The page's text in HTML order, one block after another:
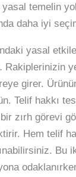
temelin
daha iyi
yasal
girer.
Telif hakkı
zırh görevi
Hem telif
Bu